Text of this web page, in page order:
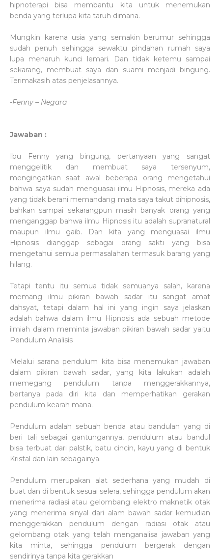
hipnoterapi bisa membantu kita untuk menemukan
benda yang terlupa kita taruh dimana.
Mungkin karena usia yang semakin berumur sehingga
sudah penuh sehingga sewaktu pindahan rumah saya
lupa menaruh kunci lemari. Dan tidak ketemu sampai
sekarang, membuat saya dan suami menjadi bingung.
Terimakasih atas penjelasannya.
-Fenny – Negara
Jawaban :
Ibu Fenny yang bingung, pertanyaan yang sangat
menggelitik dan membuat saya tersenyum,
mengingatkan saat awal beberapa orang mengetahui
bahwa saya sudah menguasai ilmu Hipnosis, mereka ada
yang tidak berani memandang mata saya takut dihipnosis,
bahkan sampai sekarangpun masih banyak orang yang
menganggap bahwa ilmu Hipnosis itu adalah supranatural
maupun ilmu gaib. Dan kita yang menguasai ilmu
Hipnosis dianggap sebagai orang sakti yang bisa
mengetahui semua permasalahan termasuk barang yang
hilang.
Tetapi tentu itu semua tidak semuanya salah, karena
memang ilmu pikiran bawah sadar itu sangat amat
dahsyat, tetapi dalam hal ini yang ingin saya jelaskan
adalah bahwa dalam ilmu Hipnosis ada sebuah metode
ilmiah dalam meminta jawaban pikiran bawah sadar yaitu
Pendulum Analisis
Melalui sarana pendulum kita bisa menemukan jawaban
dalam pikiran bawah sadar, yang kita lakukan adalah
memegang pendulum tanpa menggerakkannya,
bertanya pada diri kita dan memperhatikan gerakan
pendulum kearah mana.
Pendulum adalah sebuah benda atau bandulan yang di
beri tali sebagai gantungannya, pendulum atau bandul
bisa terbuat dari palstik, batu cincin, kayu yang di bentuk
Kristal dan lain sebagainya.
Pendulum merupakan alat sederhana yang mudah di
buat dan di bentuk sesuai selera, sehingga pendulum akan
menerima radiasi atau gelombang elektro maknetik otak
yang menerima sinyal dari alam bawah sadar kemudian
menggerakkan pendulum dengan radiasi otak atau
gelombang otak yang telah menganalisa jawaban yang
kita minta, sehingga pendulum bergerak dengan
sendirinya tanpa kita gerakkan